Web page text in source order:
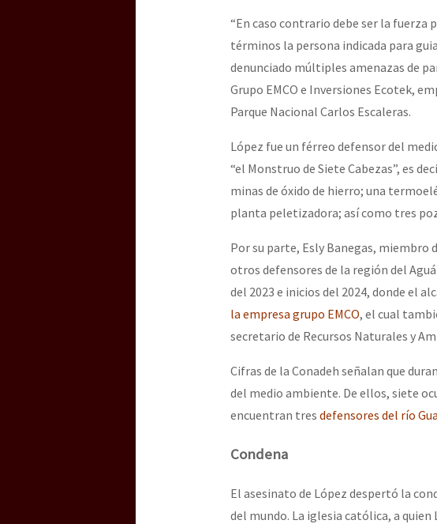
“En caso contrario debe ser la fuerza
términos la persona indicada para
denunciado múltiples amenazas de
Grupo EMCO e Inversiones Ecotek,
Parque Nacional Carlos Escaleras.
López fue un férreo defensor del
“el Monstruo de Siete Cabezas”, es
minas de óxido de hierro; una
planta peletizadora; así como tres
Por su parte, Esly Banegas, miembro
otros defensores de la región del
del 2023 e inicios del 2024, donde el
la empresa grupo EMCO, el cual
secretario de Recursos Naturales y
Cifras de la Conadeh señalan que
del medio ambiente. De ellos, siete
encuentran tres defensores del río
Condena
El asesinato de López despertó la
del mundo. La iglesia católica, a